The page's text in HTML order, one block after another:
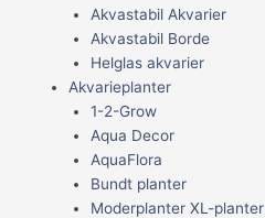
Akvastabil Akvarier
Akvastabil Borde
Helglas akvarier
Akvarieplanter
1-2-Grow
Aqua Decor
AquaFlora
Bundt planter
Moderplanter XL-planter